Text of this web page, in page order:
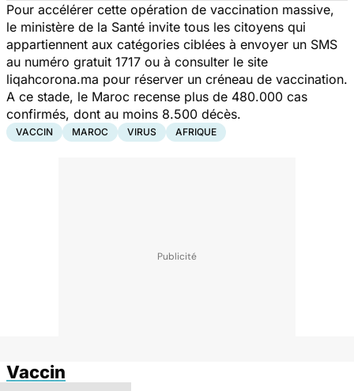
Pour accélérer cette opération de vaccination massive,
le ministère de la Santé invite tous les citoyens qui
appartiennent aux catégories ciblées à envoyer un SMS
au numéro gratuit 1717 ou à consulter le site
liqahcorona.ma pour réserver un créneau de vaccination.
A ce stade, le Maroc recense plus de 480.000 cas
confirmés, dont au moins 8.500 décès.
VACCIN MAROC VIRUS AFRIQUE
Vaccin